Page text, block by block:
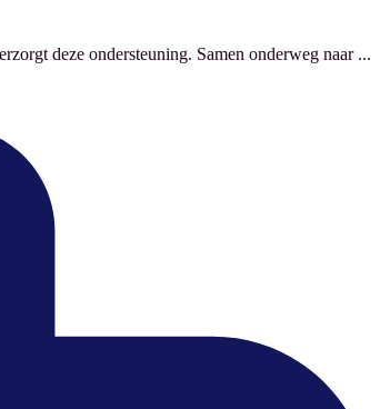
deze ondersteuning. Samen onderweg naar ...